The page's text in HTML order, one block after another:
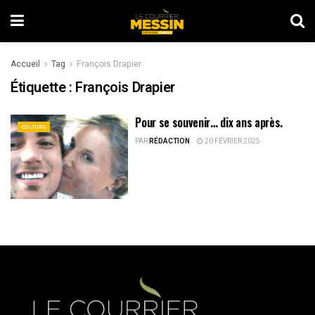
Accueil Tag François Drapier
Étiquette : François Drapier
CULTURE Pour se souvenir… dix ans après.
PARRÉDACTION 20 FÉVRIER 2025